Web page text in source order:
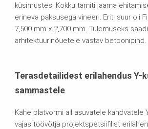
küsimustes. Kokku tarniti jaama
erineva paksusega vineeri. Eriti suur oli
7,500 mm x 2,700 mm. Tulemuseks saadi
arhitektuurinõuetele vastav betoonipind.
Terasdetailidest erilahendus Y-
sammastele
Kahe platvormi all asuvatele kandvatele
vajas töövõtja projektspetsiifilist